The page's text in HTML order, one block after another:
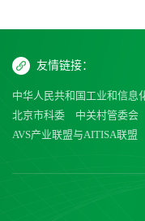
友情链接：
中华人民共和国工业和信息
北京市科委
中关村管委会
AVS产业联盟与AITISA联盟